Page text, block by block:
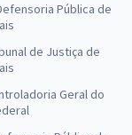
Pública de
de Justiça de
Geral do